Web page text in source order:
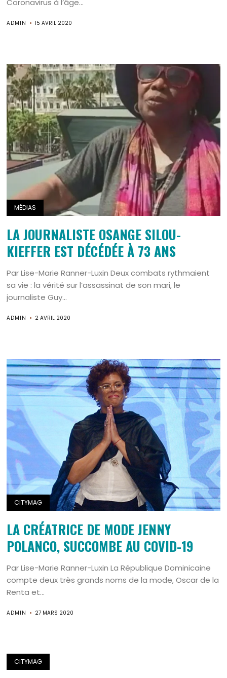
Search
Coronavirus à l’âge...
ADMIN 15 AVRIL 2020
MÉDIAS
LA JOURNALISTE OSANGE SILOU-
KIEFFER EST DÉCÉDÉE À 73 ANS
Par Lise-Marie Ranner-Luxin Deux combats rythmaient
sa vie : la vérité sur l’assassinat de son mari, le
journaliste Guy...
ADMIN 2 AVRIL 2020
CITYMAG
LA CRÉATRICE DE MODE JENNY
POLANCO, SUCCOMBE AU COVID-19
Par Lise-Marie Ranner-Luxin La République Dominicaine
compte deux très grands noms de la mode, Oscar de la
Renta et...
ADMIN 27 MARS 2020
CITYMAG